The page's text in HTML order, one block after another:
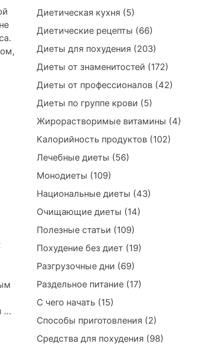
...
Диетическая кухня (5)
Диетические рецепты (66)
Диеты для похудения (203)
Диеты от знаменитостей (172)
Диеты от профессионалов(42)
Диеты по группе крови (5)
Жирорастворимые витамины (4)
Калорийность продуктов(102)
Лечебные диеты (56)
Монодиеты (109)
Национальные диеты (43)
Очищающие диеты (14)
Полезные статьи (109)
Похудение без диет (19)
Разгрузочные дни (69)
Раздельное питание(17)
С чего начать (15)
Способы приготовления (2)
Средства для похудения (98)